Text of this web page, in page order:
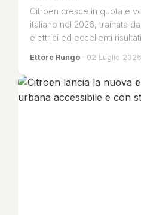
Citroën cresce in quota e
italiano nel 2026, trainata
elettrici ed eccellenti
Ettore Rungo · 02 Luglio